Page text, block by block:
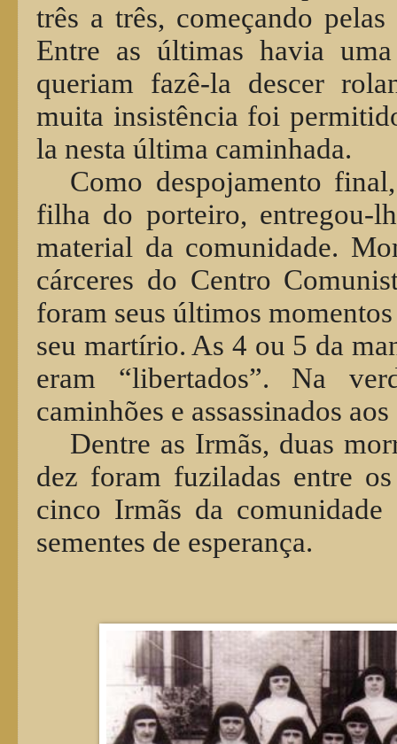
três a três, começando
Entre as últimas havia
queriam fazê-la descer
muita insistência foi
la nesta última caminhada.
Como despojamento
filha do porteiro, entregou-
material da comunidade.
cárceres do Centro
foram seus últimos
seu martírio. As 4 ou 5 da
eram “libertados”. Na
caminhões e assassinados
Dentre as Irmãs, duas
dez foram fuziladas entre
cinco Irmãs da
sementes de esperança.